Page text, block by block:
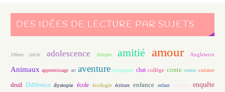
DES IDÉES DE LECTURE PAR SUJETS
19ème siècle adolescence Afrique amitié amour Angleterre
Animaux apprentissage art aventure biographie chat collège conte contes cuisine
deuil Différence dystopie école écologie écriture enfance enfant enquête